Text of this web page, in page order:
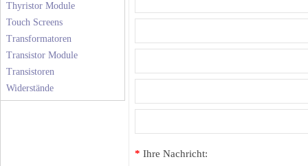
Thyristor Module
Touch Screens
Transformatoren
Transistor Module
Transistoren
Widerstände
* Ihre Nachricht: